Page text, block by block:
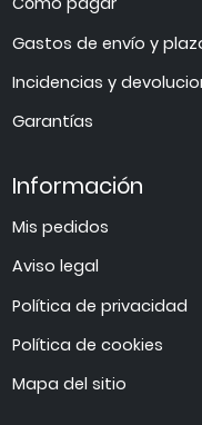
Gastos de envío y
Incidencias y
Garantías
Información
Mis pedidos
Aviso legal
Política de privacidad
Política de cookies
Mapa del sitio